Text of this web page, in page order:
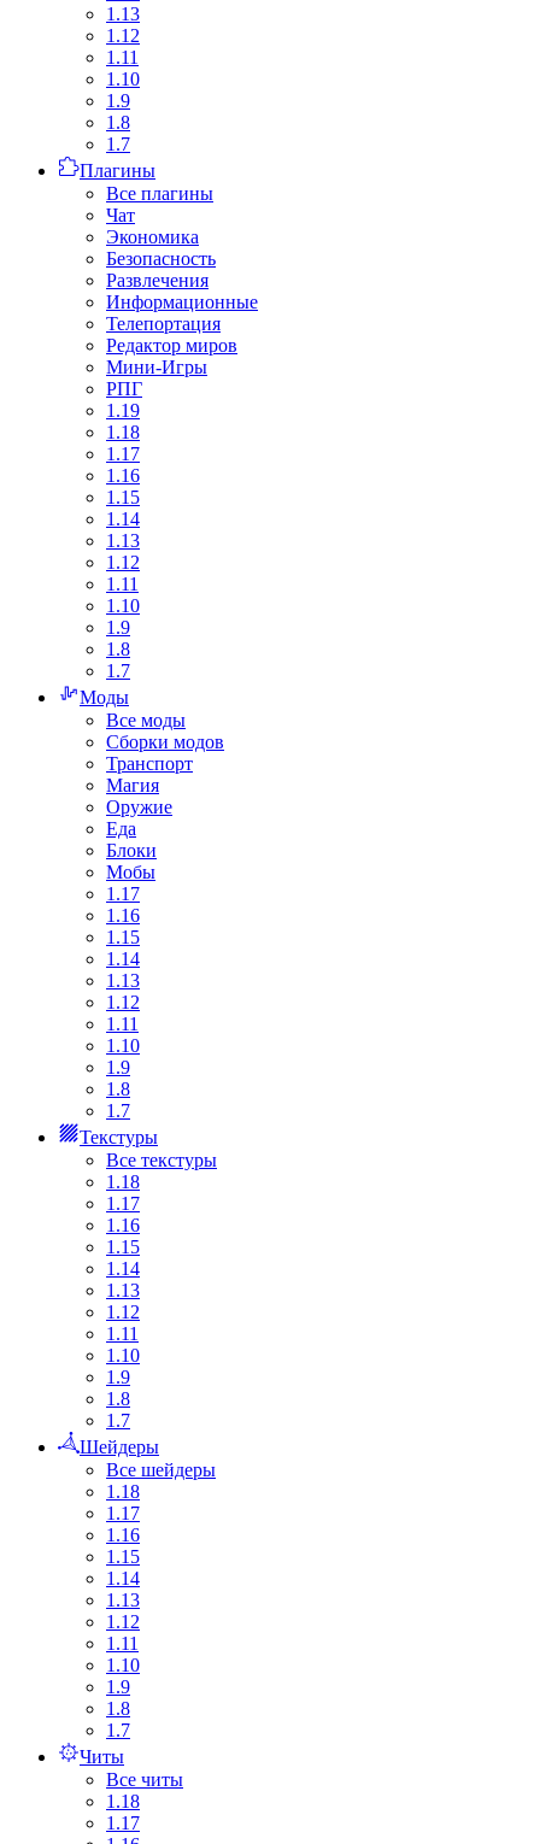
1.13
1.12
1.11
1.10
1.9
1.8
1.7
Плагины
Все плагины
Чат
Экономика
Безопасность
Развлечения
Информационные
Телепортация
Редактор миров
Мини-Игры
РПГ
1.19
1.18
1.17
1.16
1.15
1.14
1.13
1.12
1.11
1.10
1.9
1.8
1.7
Моды
Все моды
Сборки модов
Транспорт
Магия
Оружие
Еда
Блоки
Мобы
1.17
1.16
1.15
1.14
1.13
1.12
1.11
1.10
1.9
1.8
1.7
Текстуры
Все текстуры
1.18
1.17
1.16
1.15
1.14
1.13
1.12
1.11
1.10
1.9
1.8
1.7
Шейдеры
Все шейдеры
1.18
1.17
1.16
1.15
1.14
1.13
1.12
1.11
1.10
1.9
1.8
1.7
Читы
Все читы
1.18
1.17